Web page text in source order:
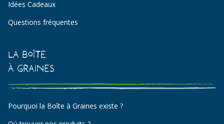
Idées Cadeaux
Questions fréquentes
La Boîte
à Graines
Pourquoi la Boîte à Graines existe ?